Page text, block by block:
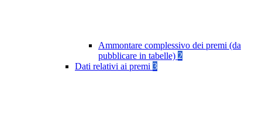
Ammontare complessivo dei premi (da
pubblicare in tabelle) 2
Dati relativi ai premi 3